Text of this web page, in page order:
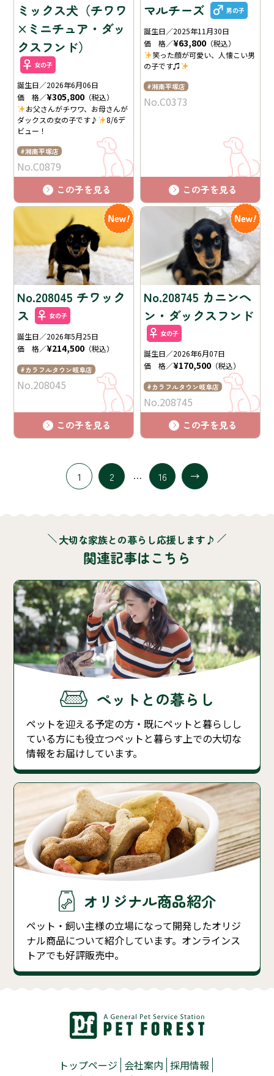
ミックス犬（チワワ
×ミニチュア・ダッ
クスフンド）
女の子
誕生日／2026年6月06日
価 格／¥305,800 （税込）
お父さんがチワワ、お母さんが
ダックスの女の子です♪
8/6デ
ビュー！
湘南平塚店
No.C0879
この子を見る
マルチーズ 男の子
誕生日／2025年11月30日
価 格／¥63,800 （税込）
笑った顔が可愛い、人懐こい男
の子です♫
湘南平塚店
No.C0373
この子を見る
No.208045 チワック
ス
女の子
誕生日／2026年5月25日
価 格／¥214,500 （税込）
カラフルタウン岐阜店
No.208045
この子を見る
No.208745 カニンヘ
ン・ダックスフンド
女の子
誕生日／2026年6月07日
価 格／¥170,500 （税込）
カラフルタウン岐阜店
No.208745
この子を見る
1 2 … 16
大切な家族との暮らし応援します♪
関連記事はこちら
ペットとの暮らし
ペットを迎える予定の方・既にペットと暮らしし
ている方にも役立つペットと暮らす上での大切な
情報をお届けしています。
オリジナル商品紹介
ペット・飼い主様の立場になって開発したオリジ
ナル商品について紹介しています。オンラインス
トアでも好評販売中。
トップページ 会社案内 採用情報